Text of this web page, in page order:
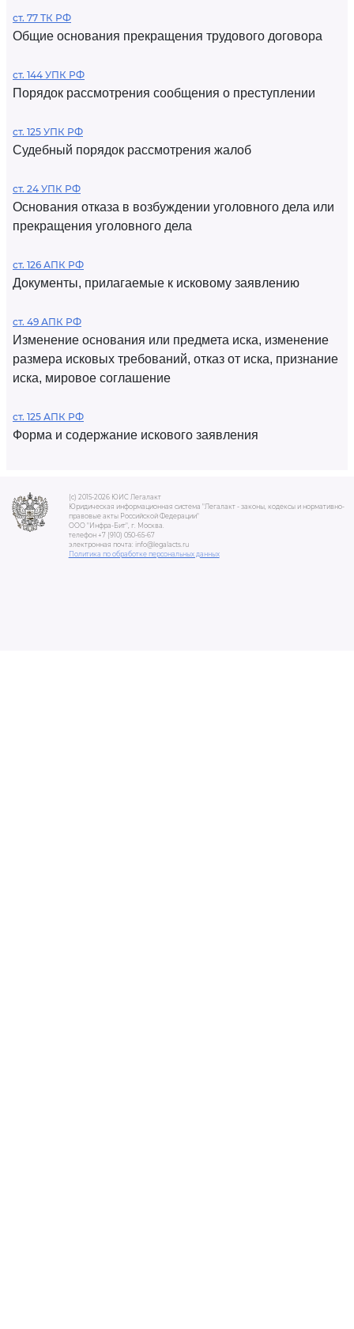
ст. 77 ТК РФ
Общие основания прекращения трудового договора
ст. 144 УПК РФ
Порядок рассмотрения сообщения о преступлении
ст. 125 УПК РФ
Судебный порядок рассмотрения жалоб
ст. 24 УПК РФ
Основания отказа в возбуждении уголовного дела или
прекращения уголовного дела
ст. 126 АПК РФ
Документы, прилагаемые к исковому заявлению
ст. 49 АПК РФ
Изменение основания или предмета иска, изменение
размера исковых требований, отказ от иска, признание
иска, мировое соглашение
ст. 125 АПК РФ
Форма и содержание искового заявления
(c) 2015-2026 ЮИС Легалакт
Юридическая информационная система "Легалакт - законы, кодексы и нормативно-
правовые акты Российской Федерации"
ООО "Инфра-Бит", г. Москва.
телефон +7 (910) 050-65-67
электронная почта: info@legalacts.ru
Политика по обработке персональных данных